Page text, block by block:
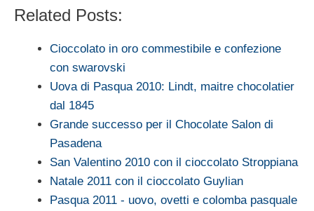
Related Posts:
Cioccolato in oro commestibile e confezione
con swarovski
Uova di Pasqua 2010: Lindt, maitre chocolatier
dal 1845
Grande successo per il Chocolate Salon di
Pasadena
San Valentino 2010 con il cioccolato Stroppiana
Natale 2011 con il cioccolato Guylian
Pasqua 2011 - uovo, ovetti e colomba pasquale